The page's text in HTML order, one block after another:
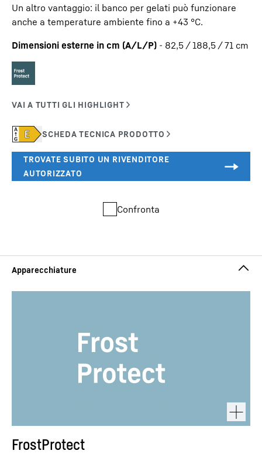
Un altro vantaggio: il banco per gelati può funzionare
anche a temperature ambiente fino a +43 °C.
Dimensioni esterne in cm (A/L/P) - 82,5 / 188,5 / 71 cm
Confronta
FrostProtect